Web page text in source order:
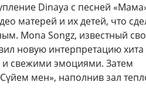
Dinaya с песней
матерей и их детей, что
Mona Songz, известный
новую интерпретацию хита
и свежими эмоциями. Затем
мен», наполнив зал